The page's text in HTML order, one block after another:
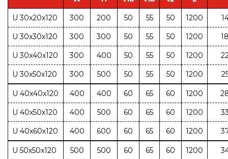
U 30x20x120 300 200 50 55 50 1200
U 30x30x120 300 300 50 55 50 1200
U 30x40x120 300 400 50 55 50 1200
U 30x50x120 300 500 50 55 50 1200
U 40x40x120 400 400 60 65 60 1200
U 40x50x120 400 500 60 65 60 1200
U 40x60x120 400 600 60 65 60 1200
U 50x50x120 500 500 60 65 60 1200